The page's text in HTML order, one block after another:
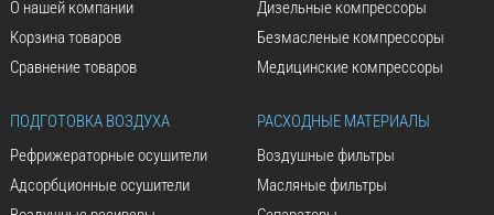
О нашей компании
Корзина товаров
Сравнение товаров
Дизельные компрессоры
Безмасленые компрессоры
Медицинские компрессоры
ПОДГОТОВКА ВОЗДУХА
Рефрижераторные осушители
Адсорбционные осушители
РАСХОДНЫЕ МАТЕРИАЛЫ
Воздушные фильтры
Масляные фильтры